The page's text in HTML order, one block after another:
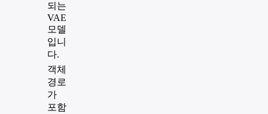
되는
VAE
모델
입니
다.
객체
경로
가
포함